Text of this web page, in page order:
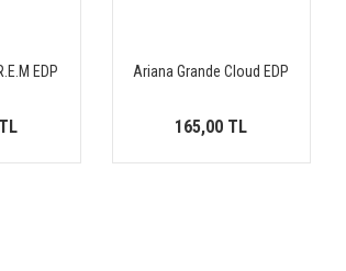
EDP Ariana Grande Cloud EDP
165,00 TL